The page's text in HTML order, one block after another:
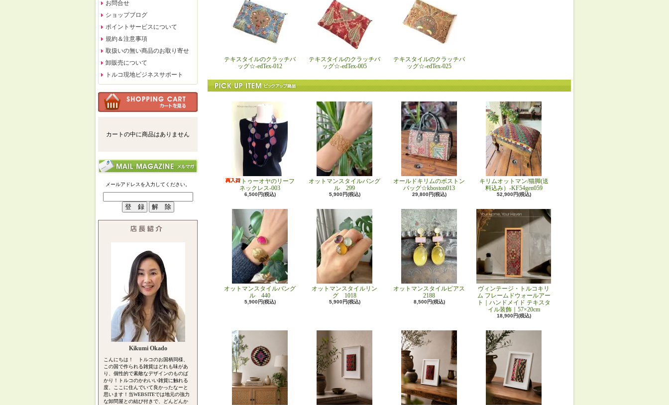
お問合せ
ショップブログ
ポイントサービスについて
規約＆注意事項
取扱いの無い商品のお取り寄せ
卸販売について
トルコ現地ビジネスサポート
カートの中に商品はありません
メールアドレスを入力してください。
Kikumi Okado
こんにちは！ トルコのお国柄同様、
この国で作られる雑貨はどれも味があ
り、個性的で素敵なデザインのものば
かり！トルコのかわいい雑貨に触れる
度、ここに住んでいて良かったなーと
思います！当WEBSITEでは地元の強力
な卸問屋との結び付きで、どんどんか
テキスタイルのクラッチバ
ッグ☆-edTex-012
テキスタイルのクラッチバ
ッグ☆-edTex-005
テキスタイルのクラッチバ
ッグ☆-edTex-025
トゥーオヤのリーフ
ネックレス-003
6,500円(税込)
オットマンスタイルバング
ル 299
5,900円(税込)
オールドキリムのボストン
バッグ☆kboston013
29,800円(税込)
キリムオットマン/猫脚(送
料込み）-KF54gen059
52,900円(税込)
オットマンスタイルバング
ル 440
5,900円(税込)
オットマンスタイルリン
グ 1018
5,900円(税込)
オットマンスタイルピアス
2188
8,500円(税込)
ヴィンテージ・トルコキリ
ム フレームドウォールアー
ト｜ハンドメイド テキスタ
イル装飾｜57×20cm
18,900円(税込)